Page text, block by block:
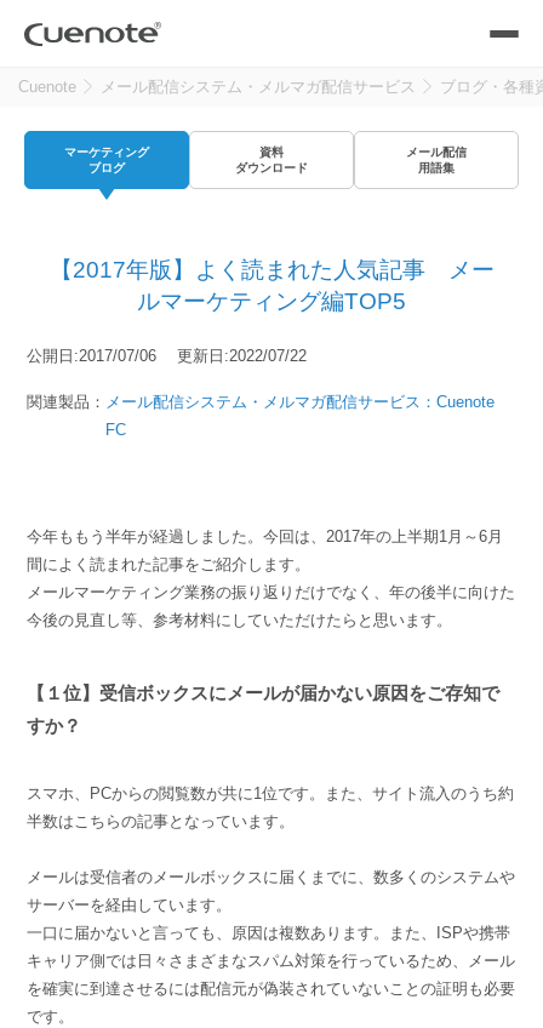
メール配信システム
メールリレーサーバー
kintone（キントーン）メール配信
認証サービス
緊急参集・安否確認
SNSプロモーション支援事業
活用シーン
会員獲得／ニーズ把握
組織的に管理
効果改善・顧客育成
システム連携・効率化
セキュリティ対策
デジタルマーケティング
ブログ・各種資料
マーケティングブログ
資料ダウンロード
メール配信用語集
資料請求・お問い合わせ
無料トライアル
（平日 10:00〜18:00）
Cuenote メール配信システム・メルマガ配信サービス ブログ・各種
マーケティング
ブログ
資料
ダウンロード
メール配信
用語集
【2017年版】よく読まれた人気記事 メー
ルマーケティング編TOP5
公開日:2017/07/06 更新日:2022/07/22
関連製品： メール配信システム・メルマガ配信サービス：Cuenote
FC
今年ももう半年が経過しました。今回は、2017年の上半期1月～6月
間によく読まれた記事をご紹介します。
メールマーケティング業務の振り返りだけでなく、年の後半に向けた
今後の見直し等、参考材料にしていただけたらと思います。
【１位】受信ボックスにメールが届かない原因をご存知で
すか？
スマホ、PCからの閲覧数が共に1位です。また、サイト流入のうち約
半数はこちらの記事となっています。
メールは受信者のメールボックスに届くまでに、数多くのシステムや
サーバーを経由しています。
一口に届かないと言っても、原因は複数あります。また、ISPや携帯
キャリア側では日々さまざまなスパム対策を行っているため、メール
を確実に到達させるには配信元が偽装されていないことの証明も必要
です。